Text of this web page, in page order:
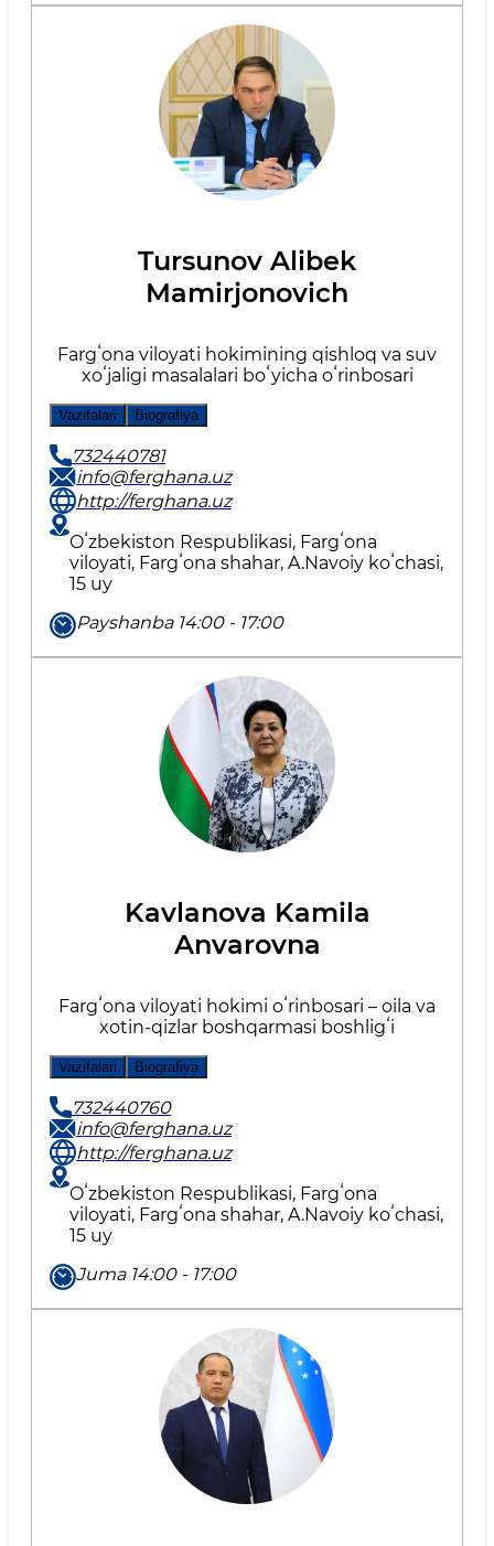
Tursunov Alibek
Mamirjonovich
Fargʻona viloyati hokimining qishloq va suv
xoʻjaligi masalalari boʻyicha oʻrinbosari
Vazifalari Biografiya
732440781
info@ferghana.uz
http://ferghana.uz
Oʻzbekiston Respublikasi, Fargʻona
viloyati, Fargʻona shahar, A.Navoiy koʻchasi,
15 uy
Payshanba 14:00 - 17:00
Kavlanova Kamila
Anvarovna
Fargʻona viloyati hokimi oʻrinbosari – oila va
xotin-qizlar boshqarmasi boshligʻi
Vazifalari Biografiya
732440760
info@ferghana.uz
http://ferghana.uz
Oʻzbekiston Respublikasi, Fargʻona
viloyati, Fargʻona shahar, A.Navoiy koʻchasi,
15 uy
Juma 14:00 - 17:00